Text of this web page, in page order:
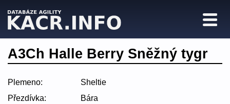
A3Ch Halle Berry Sněžný tygr
Plemeno:
Sheltie
Přezdívka:
Bára